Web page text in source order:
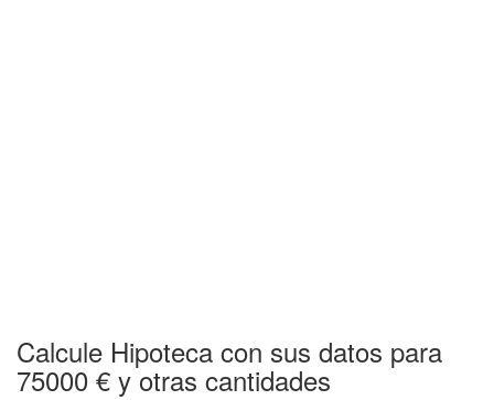
Calcule Hipoteca con sus datos para
75000 € y otras cantidades